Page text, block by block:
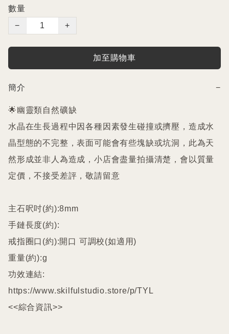
數量
−
+
加至購物車
簡介 −
🌟幽靈類自然礦缺
水晶在生長過程中因各種因素發生碰撞或擠壓，造成水
晶型態的不完整，表面可能會有些塊缺或坑洞，此為天
然形成並非人為造成，小店會盡量拍攝清楚，會以質量
定價，不接受差評，敬請留意
主石呎吋(約):8mm
手鏈長度(約):
戒指圈口(約):開口 可調校(如適用)
重量(約):g
功效連結:
https://www.skilfulstudio.store/p/TYL
<<綜合資訊>>